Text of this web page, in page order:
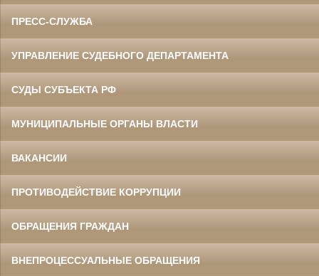
ПРЕСС-СЛУЖБА
УПРАВЛЕНИЕ СУДЕБНОГО ДЕПАРТАМЕНТА
СУДЫ СУБЪЕКТА РФ
МУНИЦИПАЛЬНЫЕ ОРГАНЫ ВЛАСТИ
ВАКАНСИИ
ПРОТИВОДЕЙСТВИЕ КОРРУПЦИИ
ОБРАЩЕНИЯ ГРАЖДАН
ВНЕПРОЦЕССУАЛЬНЫЕ ОБРАЩЕНИЯ